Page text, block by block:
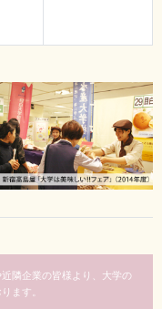
隣企業の皆様より、大学の
ます。